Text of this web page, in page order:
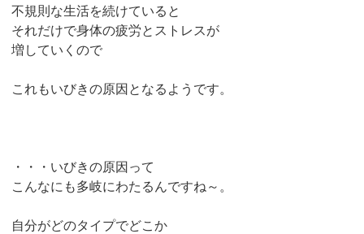
不規則な生活を続けていると
それだけで身体の疲労とストレスが
増していくので
これもいびきの原因となるようです。
・・・いびきの原因って
こんなにも多岐にわたるんですね～。
自分がどのタイプでどこか